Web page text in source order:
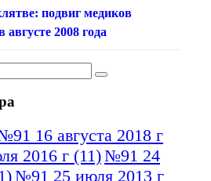
подвиг медиков
2008 года
16 августа 2018 г
2016 г (11)№91 24
№91 25 июля 2013 г